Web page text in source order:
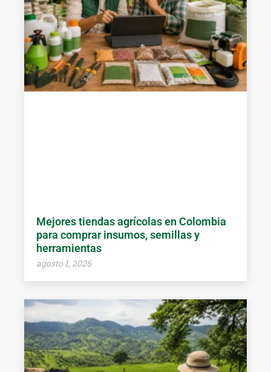
Mejores tiendas agrícolas en Colombia
para comprar insumos, semillas y
herramientas
agosto 1, 2026